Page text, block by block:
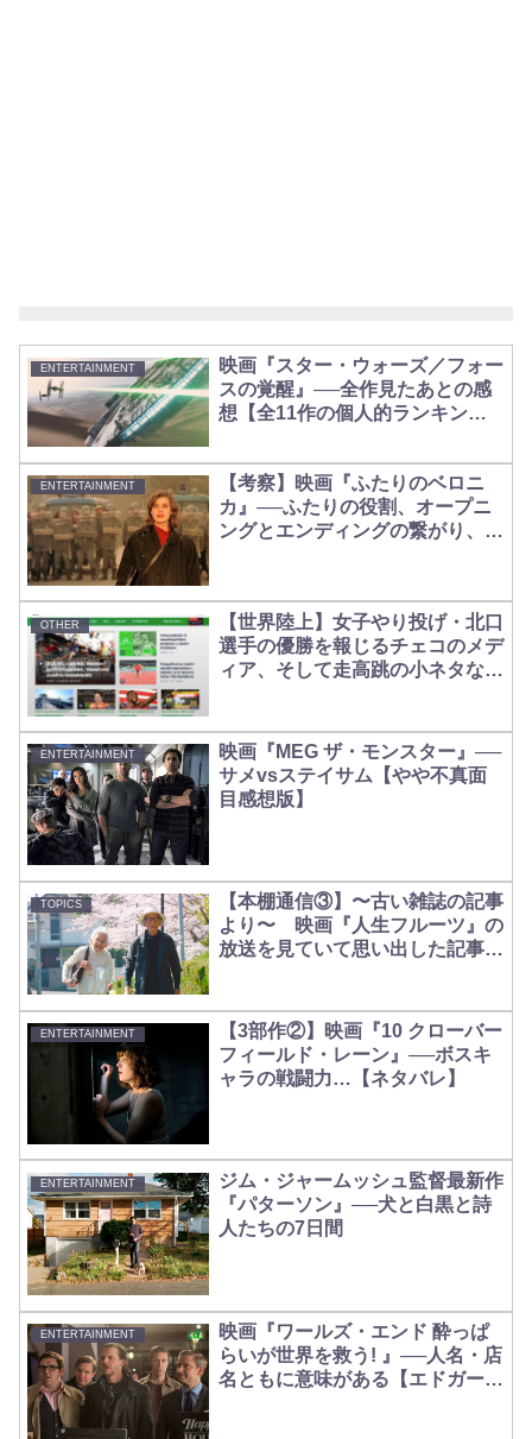
ENTERTAINMENT
映画『スター・ウォーズ／フォー
スの覚醒』──全作見たあとの感
想【全11作の個人的ランキング
ENTERTAINMENT
【考察】映画『ふたりのベロニ
カ』──ふたりの役割、オープニ
ングとエンディングの繋がり、そ
OTHER
【世界陸上】女子やり投げ・北口
選手の優勝を報じるチェコのメデ
ィア、そして走高跳の小ネタなど
ENTERTAINMENT
映画『MEG ザ・モンスター』──
サメvsステイサム【やや不真面
目感想版】
TOPICS
【本棚通信③】〜古い雑誌の記事
より〜 映画『人生フルーツ』の
放送を見ていて思い出した記事、
ENTERTAINMENT
【3部作②】映画『10 クローバー
フィールド・レーン』──ボスキ
ャラの戦闘力…【ネタバレ】
ENTERTAINMENT
ジム・ジャームッシュ監督最新作
『パターソン』──犬と白黒と詩
人たちの7日間
ENTERTAINMENT
映画『ワールズ・エンド 酔っぱ
らいが世界を救う! 』──人名・店
名ともに意味がある【エドガー・